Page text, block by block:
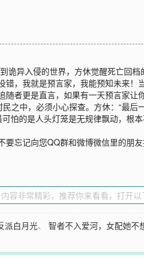
诡异入侵的世界，方休觉醒死亡回
，我就是预言家，我能预知未来
者更是直言，如果有一天预言家
之中，必须小心探查。方休：“最
怕的是人头灯笼是无规律飘动，根
要忘记向您QQ群和微博微信里的朋友
派白月光、智者不入爱河，女配她不